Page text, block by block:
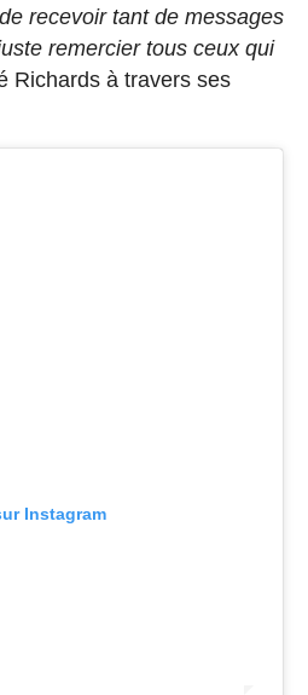
recevoir tant de messages
remercier tous ceux qui
Richards à travers ses
Instagram